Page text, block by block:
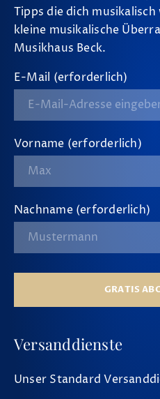
Tipps die dich
kleine musikalische
Musikhaus Beck.
E-Mail (erforderlich)
Vorname (erforderlich)
Nachname (erforderlich)
GRATIS
Versanddienste
Unser Standard